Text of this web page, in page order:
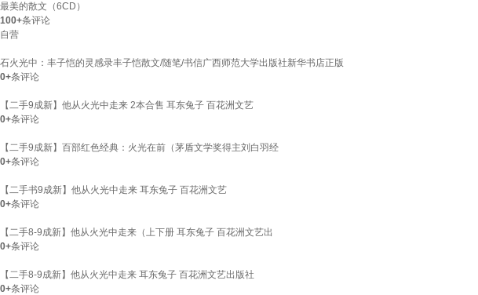
最美的散文（6CD）
100+条评论
自营
石火光中：丰子恺的灵感录丰子恺散文/随笔/书信广西师范大学出版社新华书店正版
0+条评论
【二手9成新】他从火光中走来 2本合售 耳东兔子 百花洲文艺
0+条评论
【二手9成新】百部红色经典：火光在前（茅盾文学奖得主刘白羽经
0+条评论
【二手书9成新】他从火光中走来 耳东兔子 百花洲文艺
0+条评论
【二手8-9成新】他从火光中走来（上下册 耳东兔子 百花洲文艺出
0+条评论
【二手8-9成新】他从火光中走来 耳东兔子 百花洲文艺出版社
0+条评论